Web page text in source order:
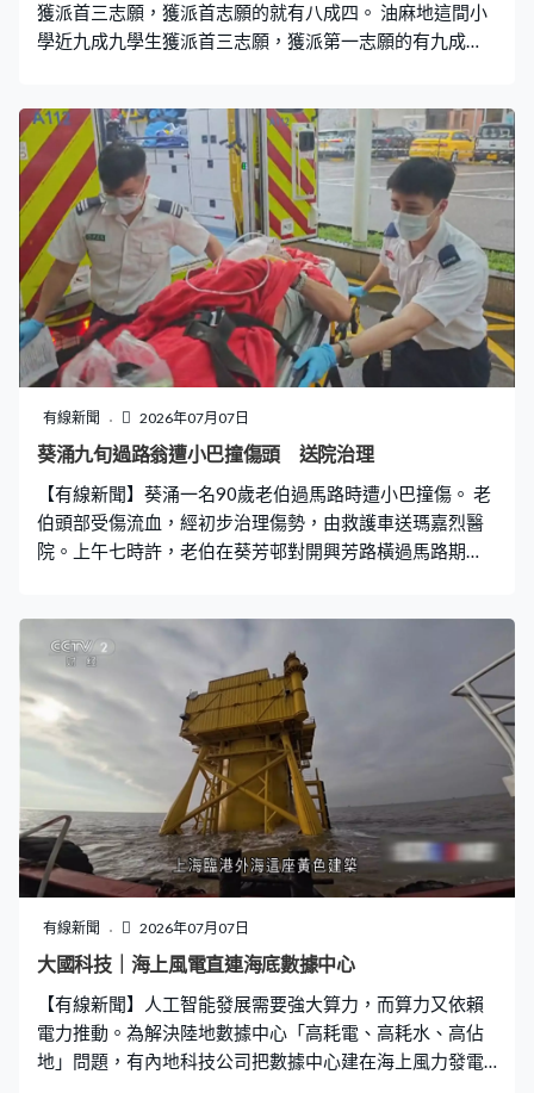
獲派首三志願，獲派首志願的就有八成四。 油麻地這間小
學近九成九學生獲派首三志願，獲派第一志願的有九成
獲派九龍華仁中學，因為始終『大抽獎』，也有機會率不
獲派，所以也有小小擔心。現在看到派位證出來，獲派九
華已經很開心、無憂無慮。」朱太：「當然開心獲派第一
志願，因為派位都講運，有機會入不到心儀學校。我們也
準備扣門資料，前一晚準備好，當今天派位不好就立即去
心儀學校扣門。」 學生Noelle：「第二次呈分試失準，然
後自行派位面試不獲取錄，有想過放棄，很不開心。本來
不單止害怕入到自己不心儀中學，還擔心辜負朋友、老
師、家長對我的期望，所以現在可以如釋重負，很開
心。」
有線新聞 2026年07月07日
葵涌九旬過路翁遭小巴撞傷頭 送院治理
【有線新聞】葵涌一名90歲老伯過馬路時遭小巴撞傷。 老
伯頭部受傷流血，經初步治理傷勢，由救護車送瑪嘉烈醫
院。上午七時許，老伯在葵芳邨對開興芳路橫過馬路期
有線新聞 2026年07月07日
大國科技｜海上風電直連海底數據中心
【有線新聞】人工智能發展需要強大算力，而算力又依賴
電力推動。為解決陸地數據中心「高耗電、高耗水、高佔
地」問題，有內地科技公司把數據中心建在海上風力發電